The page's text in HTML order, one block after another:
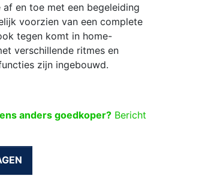
en toe met een begeleiding
voorzien van een complete
tegen komt in home-
verschillende ritmes en
zijn ingebouwd.
anders goedkoper?Bericht